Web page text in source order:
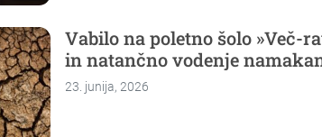
Vabilo na poletno šolo »Več-
in natančno vodenje
23. junija, 2026